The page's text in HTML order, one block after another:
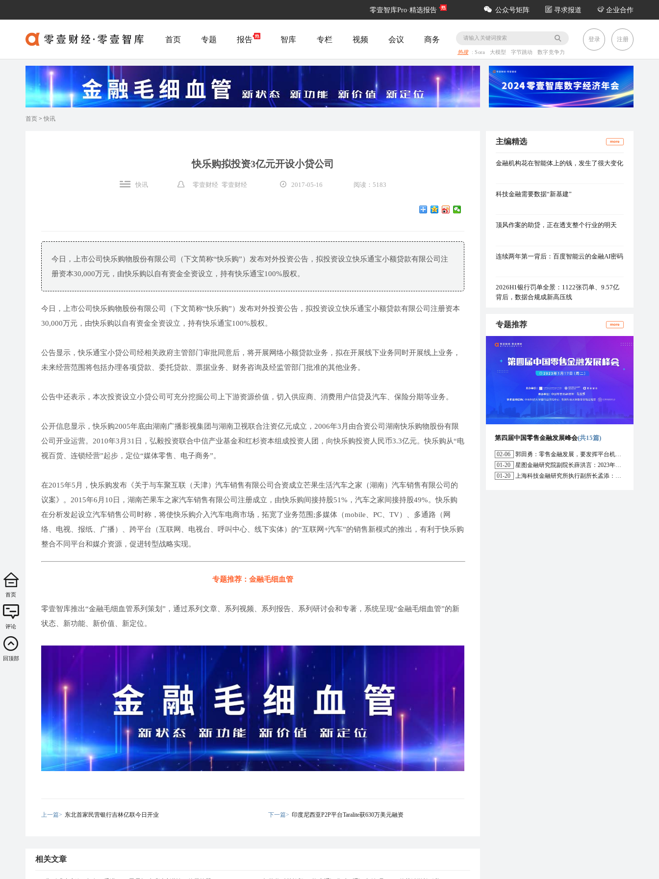
零壹智库Pro·精选报告 公众号矩阵 寻求报道 企业合作
首页 专题 报告 智库 专栏 视频 会议 商务
热搜 :Sora 大模型 字节跳动 数字竞争力
登录 注册
首页 > 快讯
快乐购拟投资3亿元开设小贷公司
快讯 零壹财经 零壹财经 2017-05-16 阅读：5183
今日，上市公司快乐购物股份有限公司（下文简称“快乐购”）发布对外投资公告，拟投资设立快乐通宝小额贷款有限公司注
册资本30,000万元，由快乐购以自有资金全资设立，持有快乐通宝100%股权。
今日，上市公司快乐购物股份有限公司（下文简称“快乐购”）发布对外投资公告，拟投资设立快乐通宝小额贷款有限公司注册资本
30,000万元，由快乐购以自有资金全资设立，持有快乐通宝100%股权。
公告显示，快乐通宝小贷公司经相关政府主管部门审批同意后，将开展网络小额贷款业务，拟在开展线下业务同时开展线上业务，
未来经营范围将包括办理各项贷款、委托贷款、票据业务、财务咨询及经监管部门批准的其他业务。
公告中还表示，本次投资设立小贷公司可充分挖掘公司上下游资源价值，切入供应商、消费用户信贷及汽车、保险分期等业务。
公开信息显示，快乐购2005年底由湖南广播影视集团与湖南卫视联合注资亿元成立，2006年3月由合资公司湖南快乐购物股份有限
公司开业运营。2010年3月31日，弘毅投资联合中信产业基金和红杉资本组成投资人团，向快乐购投资人民币3.3亿元。快乐购从“电
视百货、连锁经营”起步，定位“媒体零售、电子商务”。
在2015年5月，快乐购发布《关于与车聚互联（天津）汽车销售有限公司合资成立芒果生活汽车之家（湖南）汽车销售有限公司的
议案》。2015年6月10日，湖南芒果车之家汽车销售有限公司注册成立，由快乐购间接持股51%，汽车之家间接持股49%。快乐购
在分析发起设立汽车销售公司时称，将使快乐购介入汽车电商市场，拓宽了业务范围;多媒体（mobile、PC、TV）、多通路（网
络、电视、报纸、广播）、跨平台（互联网、电视台、呼叫中心、线下实体）的“互联网+汽车”的销售新模式的推出，有利于快乐购
整合不同平台和媒介资源，促进转型战略实现。
专题推荐：金融毛细血管
零壹智库推出“金融毛细血管系列策划”，通过系列文章、系列视频、系列报告、系列研讨会和专著，系统呈现“金融毛细血管”的新
状态、新功能、新价值、新定位。
上一篇> 东北首家民营银行吉林亿联今日开业 下一篇> 印度尼西亚P2P平台Taralite获630万美元融资
相关文章
主编精选 more
金融机构花在智能体上的钱，发生了很大变化
科技金融需要数据“新基建”
顶风作案的助贷，正在透支整个行业的明天
连续两年第一背后：百度智能云的金融AI密码
2026H1银行罚单全景：1122张罚单、9.57亿
背后，数据合规成新高压线
专题推荐 more
第四届中国零售金融发展峰会(共15篇)
02-06
郭田勇：零售金融发展，要发挥平台机构的作用
01-20
星图金融研究院副院长薛洪言：2023年消费信贷或迎来新起点
01-20
上海科技金融研究所执行副所长孟添：开放银行与嵌入式金融为数字普惠金融带来更大发展空间
首页
评论
回顶部